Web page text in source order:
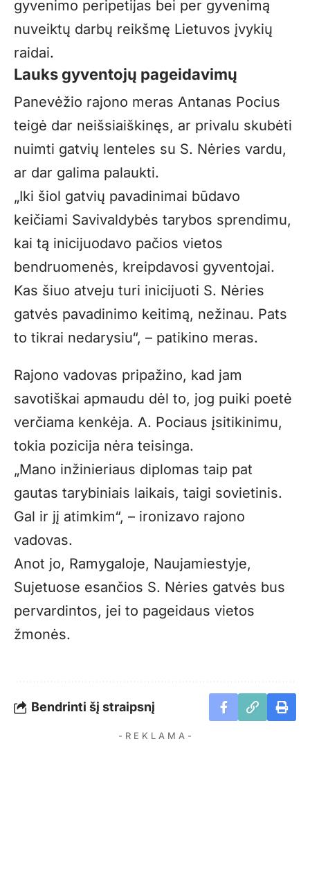
gyvenimo peripetijas bei per gyvenimą
nuveiktų darbų reikšmę Lietuvos įvykių
raidai.
Lauks gyventojų pageidavimų
Panevėžio rajono meras Antanas Pocius
teigė dar neišsiaiškinęs, ar privalu skubėti
nuimti gatvių lenteles su S. Nėries vardu,
ar dar galima palaukti.
„Iki šiol gatvių pavadinimai būdavo
keičiami Savivaldybės tarybos sprendimu,
kai tą inicijuodavo pačios vietos
bendruomenės, kreipdavosi gyventojai.
Kas šiuo atveju turi inicijuoti S. Nėries
gatvės pavadinimo keitimą, nežinau. Pats
to tikrai nedarysiu“, – patikino meras.
Rajono vadovas pripažino, kad jam
savotiškai apmaudu dėl to, jog puiki poetė
verčiama kenkėja. A. Pociaus įsitikinimu,
tokia pozicija nėra teisinga.
„Mano inžinieriaus diplomas taip pat
gautas tarybiniais laikais, taigi sovietinis.
Gal ir jį atimkim“, – ironizavo rajono
vadovas.
Anot jo, Ramygaloje, Naujamiestyje,
Sujetuose esančios S. Nėries gatvės bus
pervardintos, jei to pageidaus vietos
žmonės.
Bendrinti šį straipsnį
- R E K L A M A -